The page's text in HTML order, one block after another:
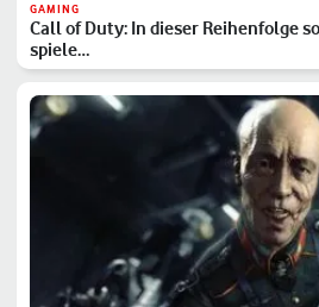
GAMING
Call of Duty: In dieser Reihenfolge
spiele…